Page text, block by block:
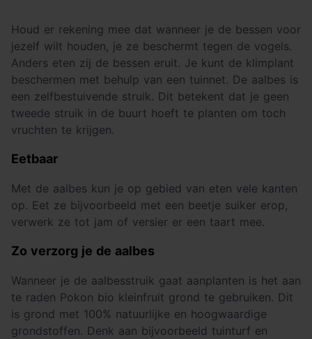
Houd er rekening mee dat wanneer je de bessen voor
jezelf wilt houden, je ze beschermt tegen de vogels.
Anders eten zij de bessen eruit. Je kunt de klimplant
beschermen met behulp van een tuinnet. De aalbes is
een zelfbestuivende struik. Dit betekent dat je geen
tweede struik in de buurt hoeft te planten om toch
vruchten te krijgen.
Eetbaar
Met de aalbes kun je op gebied van eten vele kanten
op. Eet ze bijvoorbeeld met een beetje suiker erop,
verwerk ze tot jam of versier er een taart mee.
Zo verzorg je de aalbes
Wanneer je de aalbesstruik gaat aanplanten is het aan
te raden Pokon bio kleinfruit grond te gebruiken. Dit
is grond met 100% natuurlijke en hoogwaardige
grondstoffen. Denk aan bijvoorbeeld tuinturf en